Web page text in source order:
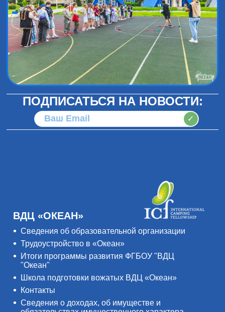
ПОДПИСАТЬСЯ НА НОВОСТИ:
✓
ВДЦ «ОКЕАН»
Сведения об образовательной организации
Трудоустройство в «Океан»
Итоги программы развития ФГБОУ "ВДЦ
"Океан"
Школа подготовки вожатых ВДЦ «Океан»
Контакты
Сведения о доходах, об имуществе и